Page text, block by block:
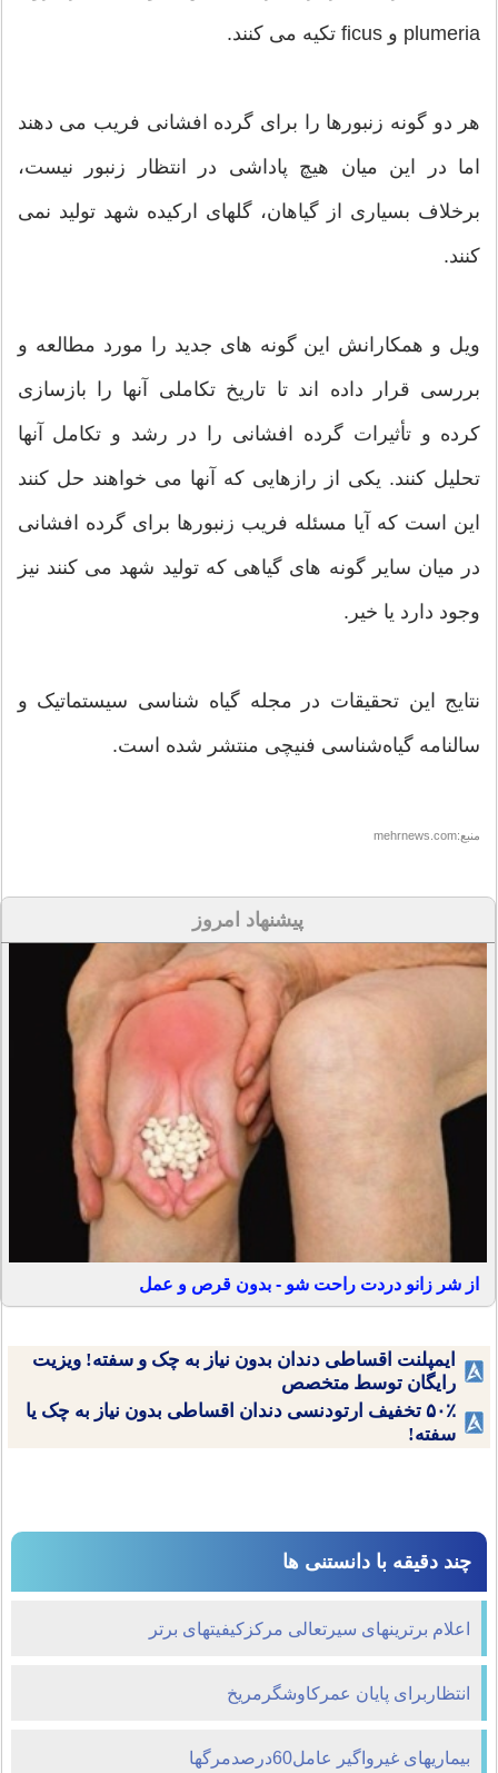
plumeria و ficus تکیه می کنند.
هر دو گونه زنبورها را برای گرده افشانی فریب می دهند
اما در این میان هیچ پاداشی در انتظار زنبور نیست،
برخلاف بسیاری از گیاهان، گلهای ارکیده شهد تولید نمی
کنند.
ویل و همکارانش این گونه های جدید را مورد مطالعه و
بررسی قرار داده اند تا تاریخ تکاملی آنها را بازسازی
کرده و تأثیرات گرده افشانی را در رشد و تکامل آنها
تحلیل کنند. یکی از رازهایی که آنها می خواهند حل کنند
این است که آیا مسئله فریب زنبورها برای گرده افشانی
در میان سایر گونه های گیاهی که تولید شهد می کنند نیز
وجود دارد یا خیر.
نتایج این تحقیقات در مجله گیاه شناسی سیستماتیک و
سالنامه گیاه‌شناسی فنیچی منتشر شده است.
منبع:mehrnews.com
پیشنهاد امروز
از شر زانو دردت راحت شو - بدون قرص و عمل
ایمپلنت اقساطی دندان بدون نیاز به چک و سفته! ویزیت
رایگان توسط متخصص
۵۰٪ تخفیف ارتودنسی دندان اقساطی بدون نیاز به چک یا
سفته!
چند دقیقه با دانستنی ها
اعلام برترینهای سیرتعالی مرکزکیفیتهای برتر
انتظاربرای پایان عمرکاوشگرمریخ
بیماریهای غیرواگیر عامل60درصدمرگها